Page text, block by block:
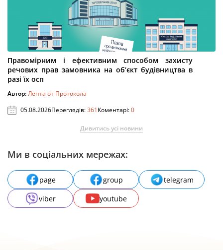
Правомірним і ефективним способом захисту
речових прав замовника на об’єкт будівництва в
разі їх осп
Автор:Лента от Протокола
05.08.2026Переглядів:361Коментарі:0
Дивитись усі новини
Ми в соціальних мережах:
page group
telegram
viber
youtube